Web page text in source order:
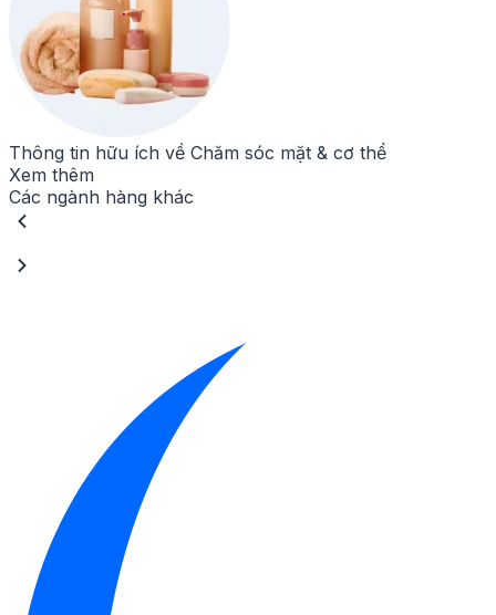
Thông tin hữu ích về Chăm sóc mặt & cơ thể
Xem thêm
Các ngành hàng khác